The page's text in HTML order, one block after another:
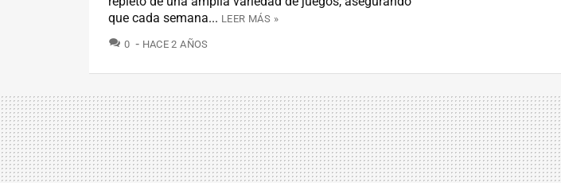
que cada semana... LEER MÁS »
0 COMENTARIOS
HACE 2 AÑOS